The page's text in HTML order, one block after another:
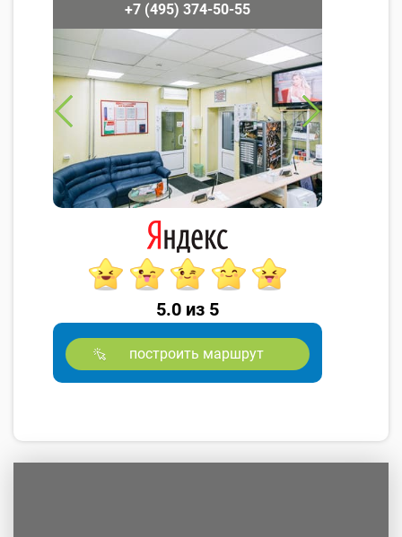
+7 (495) 374-50-55
5.0 из 5
построить маршрут